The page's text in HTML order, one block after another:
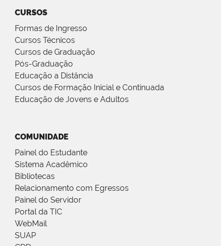
CURSOS
Formas de Ingresso
Cursos Técnicos
Cursos de Graduação
Pós-Graduação
Educação a Distância
Cursos de Formação Inicial e Continuada
Educação de Jovens e Adultos
COMUNIDADE
Painel do Estudante
Sistema Acadêmico
Bibliotecas
Relacionamento com Egressos
Painel do Servidor
Portal da TIC
WebMail
SUAP